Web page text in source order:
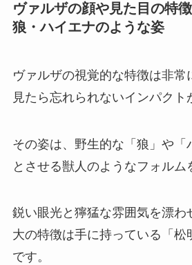
ヴァルザの顔や見た目の特
狼・ハイエナのような姿
ヴァルザの視覚的な特徴は非常
見たら忘れられないインパクト
その姿は、野生的な「狼」や「
とさせる獣人のようなフォルム
鋭い眼光と獰猛な雰囲気を漂わ
大の特徴は手に持っている「松
です。